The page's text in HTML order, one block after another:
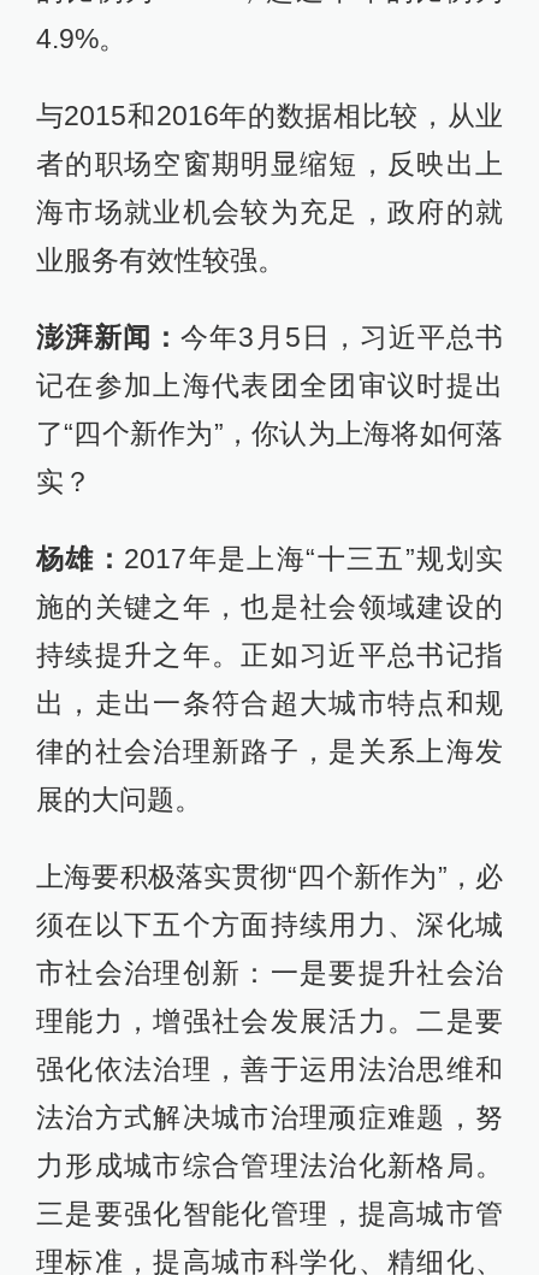
4.9%。
与2015和2016年的数据相比较，从业
者的职场空窗期明显缩短，反映出上
海市场就业机会较为充足，政府的就
业服务有效性较强。
澎湃新闻：今年3月5日，习近平总书
记在参加上海代表团全团审议时提出
了“四个新作为”，你认为上海将如何落
实？
杨雄： 2017年是上海“十三五”规划实
施的关键之年，也是社会领域建设的
持续提升之年。正如习近平总书记指
出，走出一条符合超大城市特点和规
律的社会治理新路子，是关系上海发
展的大问题。
上海要积极落实贯彻“四个新作为”，必
须在以下五个方面持续用力、深化城
市社会治理创新：一是要提升社会治
理能力，增强社会发展活力。二是要
强化依法治理，善于运用法治思维和
法治方式解决城市治理顽症难题，努
力形成城市综合管理法治化新格局。
三是要强化智能化管理，提高城市管
理标准，提高城市科学化、精细化、